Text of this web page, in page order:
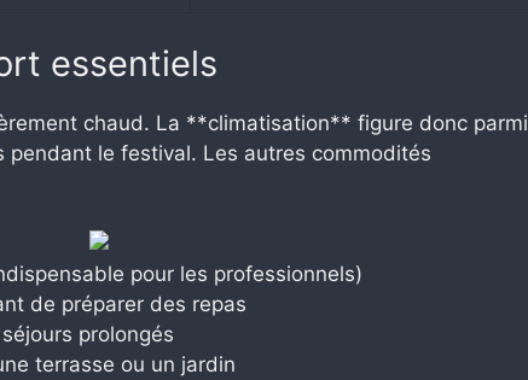
essentiels
chaud. La **climatisation** figure donc parmi
pendant le festival. Les autres commodités
pour les professionnels)
de préparer des repas
prolongés
terrasse ou un jardin